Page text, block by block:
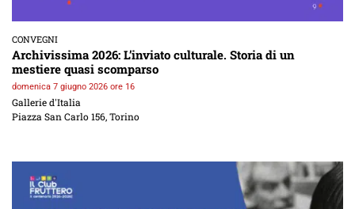
CONVEGNI
Archivissima 2026: L’inviato culturale. Storia di un
mestiere quasi scomparso
domenica 7 giugno 2026 ore 16
Gallerie d'Italia
Piazza San Carlo 156, Torino